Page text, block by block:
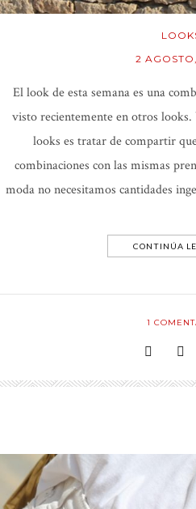
2
El look de esta semana es una
visto recientemente en otros looks.
looks es tratar de compartir
combinaciones con las mismas
moda no necesitamos cantidades
CONTINÚA
1